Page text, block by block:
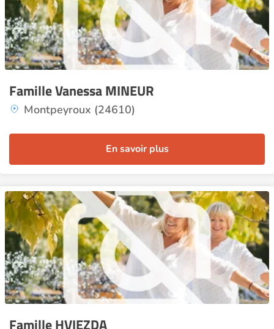
Famille Vanessa MINEUR
Montpeyroux (24610)
En savoir plus
Famille HVIEZDA